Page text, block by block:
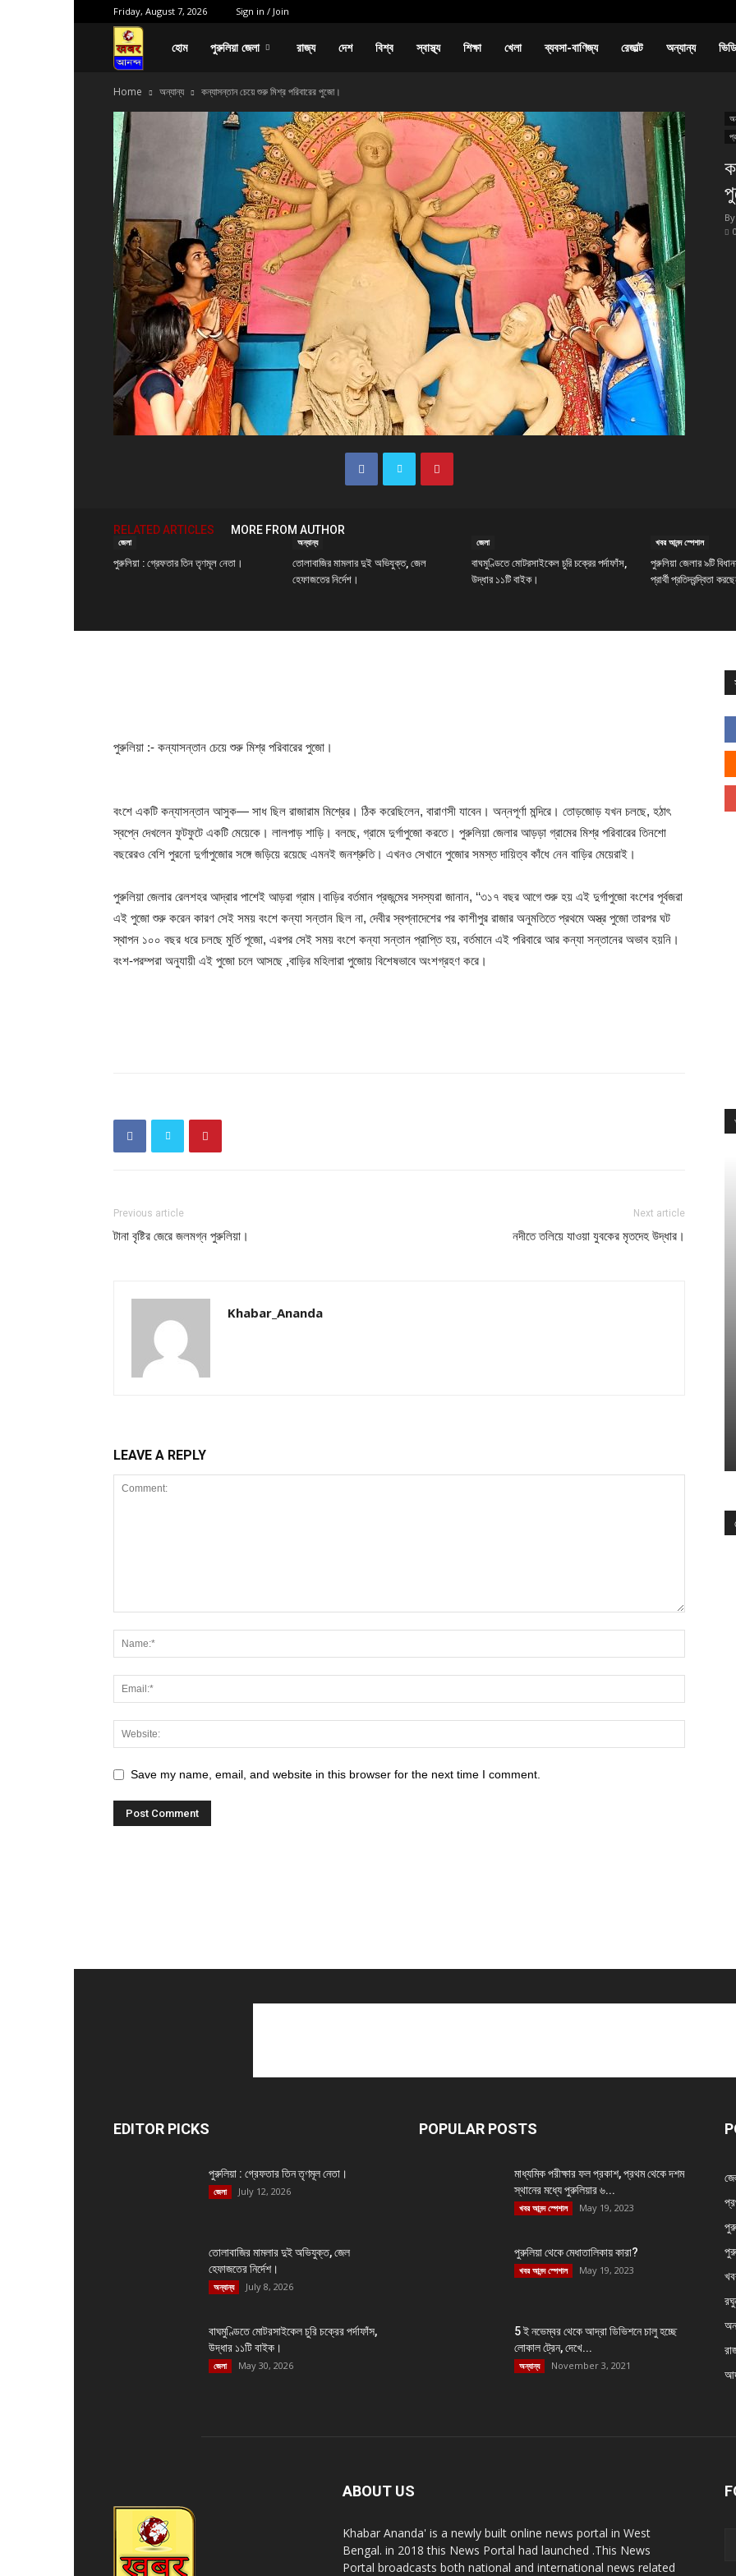
Friday, August 7, 2026 Sign in / Join
পক্ষপাত
বাদ
যে
খবর
ভাবতে
শেখায়
হোম পুরুলিয়া জেলা রাজ্য দেশ বিশ্ব স্বাস্থ্য শিক্ষা খেলা ব্যবসা-বাণিজ্য রেজাল্ট অন্যান্য
Home অন্যান্য কন্যাসন্তান চেয়ে শুরু মিশ্র পরিবারের পুজো।
By
0
RELATED ARTICLES MORE FROM AUTHOR
জেলা
পুরুলিয়া : গ্রেফতার তিন তৃণমূল নেতা।
অন্যান্য
তোলাবাজির মামলার দুই অভিযুক্ত, জেল
হেফাজতের নির্দেশ।
জেলা
বাঘমুণ্ডিতে মোটরসাইকেল চুরি চক্রের পর্দাফাঁস,
উদ্ধার ১১টি বাইক।
খবর আনন্দ স্পেশাল
পুরুলিয়া জেলার ৯টি
প্রার্থী প্রতিদ্বন্দ্বিতা
পুরুলিয়া :- কন্যাসন্তান চেয়ে শুরু মিশ্র পরিবারের পুজো।
বংশে একটি কন্যাসন্তান আসুক— সাধ ছিল রাজারাম মিশ্রের। ঠিক করেছিলেন, বারাণসী যাবেন। অন্নপূর্ণা মন্দিরে। তোড়জোড় যখন চলছে, হঠাৎ
স্বপ্নে দেখলেন ফুটফুটে একটি মেয়েকে। লালপাড় শাড়ি। বলছে, গ্রামে দুর্গাপুজো করতে। পুরুলিয়া জেলার আড়ড়া গ্রামের মিশ্র পরিবারের তিনশো
বছরেরও বেশি পুরনো দুর্গাপুজোর সঙ্গে জড়িয়ে রয়েছে এমনই জনশ্রুতি। এখনও সেখানে পুজোর সমস্ত দায়িত্ব কাঁধে নেন বাড়ির মেয়েরাই।
পুরুলিয়া জেলার রেলশহর আদ্রার পাশেই আড়রা গ্রাম।বাড়ির বর্তমান প্রজন্মের সদস্যরা জানান, ‘‘৩১৭ বছর আগে শুরু হয় এই দুর্গাপুজো বংশের পূর্বজরা
এই পুজো শুরু করেন কারণ সেই সময় বংশে কন্যা সন্তান ছিল না, দেবীর স্বপ্নাদেশের পর কাশীপুর রাজার অনুমতিতে প্রথমে অস্ত্র পুজো তারপর ঘট
স্থাপন ১০০ বছর ধরে চলছে মুর্তি পূজো, এরপর সেই সময় বংশে কন্যা সন্তান প্রাপ্তি হয়, বর্তমানে এই পরিবারে আর কন্যা সন্তানের অভাব হয়নি।
বংশ-পরম্পরা অনুযায়ী এই পুজো চলে আসছে ,বাড়ির মহিলারা পুজোয় বিশেষভাবে অংশগ্রহণ করে।
Previous article
টানা বৃষ্টির জেরে জলমগ্ন পুরুলিয়া।
Next article
নদীতে তলিয়ে যাওয়া যুবকের মৃতদেহ উদ্ধার।
Khabar_Ananda
LEAVE A REPLY
Save my name, email, and website in this browser for the next time I comment.
EDITOR PICKS
পুরুলিয়া : গ্রেফতার তিন তৃণমূল নেতা।
জেলা July 12, 2026
তোলাবাজির মামলার দুই অভিযুক্ত, জেল
হেফাজতের নির্দেশ।
অন্যান্য July 8, 2026
বাঘমুণ্ডিতে মোটরসাইকেল চুরি চক্রের পর্দাফাঁস,
উদ্ধার ১১টি বাইক।
জেলা May 30, 2026
POPULAR POSTS
মাধ্যমিক পরীক্ষার ফল প্রকাশ, প্রথম থেকে দশম
স্থানের মধ্যে পুরুলিয়ার ৬...
খবর আনন্দ স্পেশাল May 19, 2023
পুরুলিয়া থেকে মেধাতালিকায় কারা?
খবর আনন্দ স্পেশাল May 19, 2023
5 ই নভেম্বর থেকে আদ্রা ডিভিশনে চালু হচ্ছে
লোকাল ট্রেন, দেখে...
অন্যান্য November 3, 2021
ABOUT US
Khabar Ananda' is a newly built online news portal in West
Bengal. in 2018 this News Portal had launched .This News
Portal broadcasts both national and international news related